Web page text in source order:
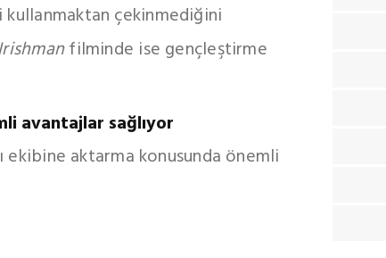
çekinmediğini
filminde ise gençleştirme
avantajlar sağlıyor
aktarma konusunda önemli